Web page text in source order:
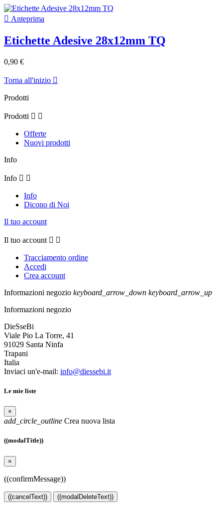
 Anteprima
Etichette Adesive 28x12mm TQ
0,90 €
Torna all'inizio 
Prodotti
Prodotti  
Offerte
Nuovi prodotti
Info
Info  
Info
Dicono di Noi
Il tuo account
Il tuo account  
Tracciamento ordine
Accedi
Crea account
Informazioni negozio keyboard_arrow_down keyboard_arrow_up
Informazioni negozio
DieSseBi
Viale Pio La Torre, 41
91029 Santa Ninfa
Trapani
Italia
Inviaci un'e-mail: info@diessebi.it
Le mie liste
×
add_circle_outline Crea nuova lista
((modalTitle))
×
((confirmMessage))
((cancelText)) ((modalDeleteText))